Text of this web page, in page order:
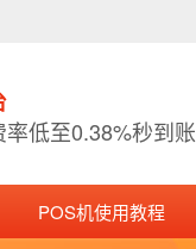
低至0.38%秒到账
POS机使用教程